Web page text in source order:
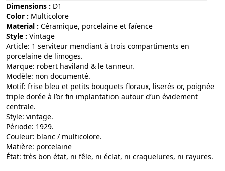
Dimensions : D1
Color :
multicolore
Material :
céramique, porcelaine et faïence
Style :
vintage
Article: 1 serviteur mendiant à trois compartiments en
porcelaine de limoges.
Marque: robert haviland & le tanneur.
Modèle: non documenté.
Motif: frise bleu et petits bouquets floraux, liserés or, poignée
triple dorée à l’or fin implantation autour d’un évidement
centrale.
Style: vintage.
Période: 1929.
Couleur: blanc / multicolore.
Matière: porcelaine
État: très bon état, ni fêle, ni éclat, ni craquelures, ni rayures.